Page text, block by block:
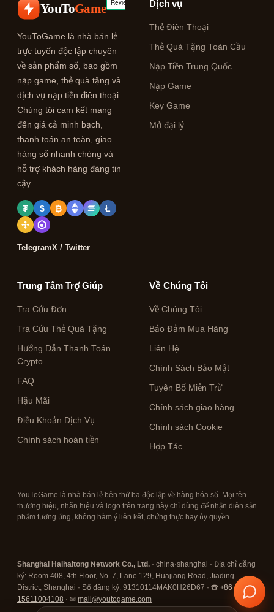
YouToGame
YouToGame là nhà bán lẻ
trực tuyến độc lập chuyên
về sản phẩm số, bao gồm
nạp game, thẻ quà tặng và
dịch vụ nạp tiền điện thoại.
Chúng tôi cam kết mang
đến giá cả minh bạch,
thanh toán an toàn, giao
hàng số nhanh chóng và
hỗ trợ khách hàng đáng tin
cậy.
₮ $ ₿ Ł
TelegramX / Twitter
Dịch vụ
Thẻ Điện Thoại
Thẻ Quà Tặng Toàn Cầu
Nạp Tiền Trung Quốc
Nạp Game
Key Game
Mở đại lý
Trung Tâm Trợ Giúp
Tra Cứu Đơn
Tra Cứu Thẻ Quà Tặng
Hướng Dẫn Thanh Toán
Crypto
FAQ
Hậu Mãi
Điều Khoản Dịch Vụ
Chính sách hoàn tiền
Về Chúng Tôi
Về Chúng Tôi
Bảo Đảm Mua Hàng
Liên Hệ
Chính Sách Bảo Mật
Tuyên Bố Miễn Trừ
Chính sách giao hàng
Chính sách Cookie
Hợp Tác
YouToGame là nhà bán lẻ bên thứ ba độc lập về hàng hóa số. Mọi tên
thương hiệu, nhãn hiệu và logo trên trang này chỉ dùng để nhận diện sản
phẩm tương ứng, không hàm ý liên kết, chứng thực hay ủy quyền.
Shanghai Haihaitong Network Co., Ltd. · china·shanghai · Địa chỉ đăng
ký: Room 408, 4th Floor, No. 7, Lane 129, Huajiang Road, Jiading
District, Shanghai · Số đăng ký: 91310114MAK0H26D67 · ☎ +86
15611004108 · ✉ mail@youtogame.com